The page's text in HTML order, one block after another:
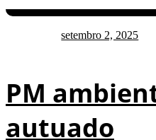
setembro 2, 2025
PM
autuado